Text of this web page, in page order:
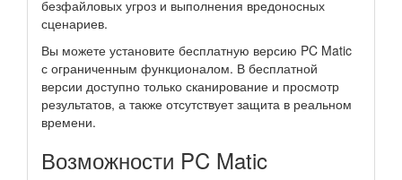
безфайловых угроз и выполнения вредоносных
сценариев.
Вы можете установите бесплатную версию PC Matic
с ограниченным функционалом. В бесплатной
версии доступно только сканирование и просмотр
результатов, а также отсутствует защита в реальном
времени.
Возможности PC Matic